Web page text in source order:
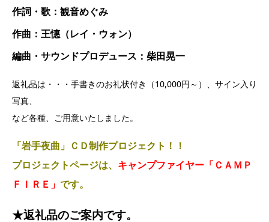
作詞・歌：観音めぐみ
作曲：王憓（レイ・ウォン）
編曲・サウンドプロデュース：柴田晃一
返礼品は・・・手書きのお礼状付き（10,000円～）、サイン入り
写真、
など各種、ご用意いたしました。
「岩手夜曲」ＣＤ制作プロジェクト！！
プロジェクトページは、 キャンプファイヤー「ＣＡＭＰ
ＦＩＲＥ」 です。
★返礼品のご案内です。